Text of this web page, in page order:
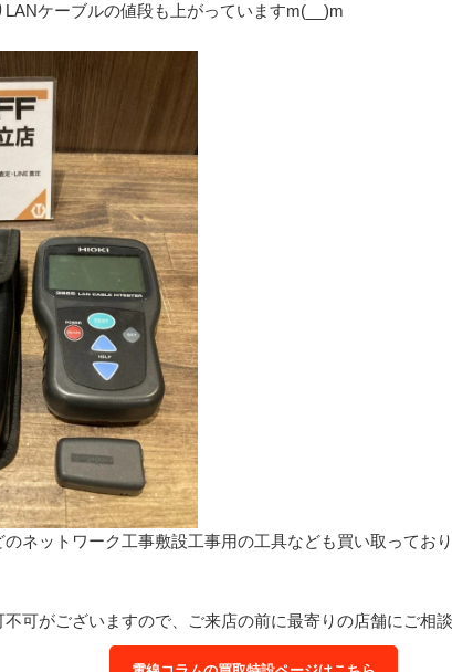
ケーブルの値段も上がっていますm(__)m
のネットワーク工事敷設工事用の工具なども買い取ってお
可がございますので、ご来店の前に最寄りの店舗にご相談